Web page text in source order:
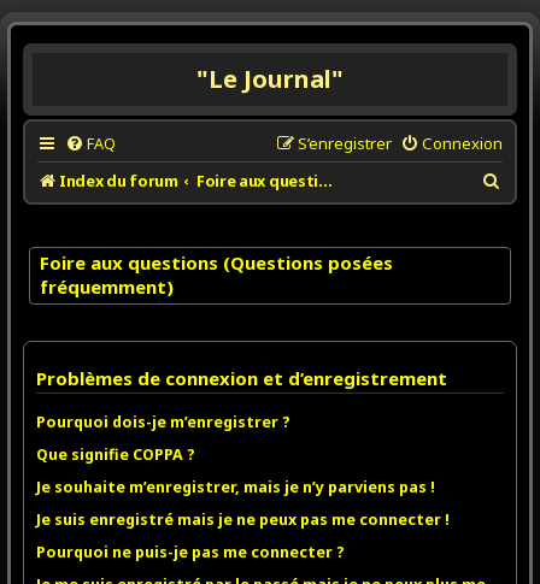
"Le Journal"
FAQ Connexion
S’enregistrer
Index du forum
Foire aux questions (Questions posées fréquemment)
e
e
h
Foire aux questions (Questions posées
fréquemment)
Problèmes de connexion et d’enregistrement
Pourquoi dois-je m’enregistrer ?
Que signifie COPPA ?
Je souhaite m’enregistrer, mais je n’y parviens pas !
Je suis enregistré mais je ne peux pas me connecter !
Pourquoi ne puis-je pas me connecter ?